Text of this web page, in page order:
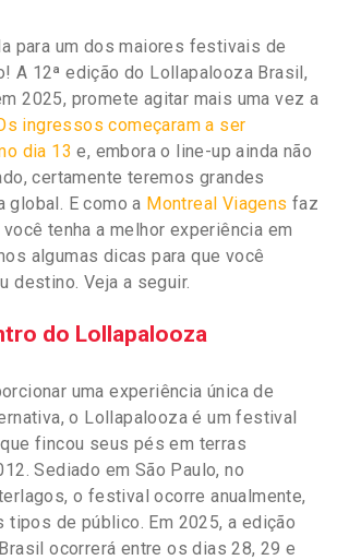
para um dos maiores festivais de
A 12ª edição do Lollapalooza Brasil,
2025, promete agitar mais uma vez a
ingressos começaram a ser
dia 13 e, embora o line-up ainda não
certamente teremos grandes
global. E como a Montreal Viagens faz
tenha a melhor experiência em
algumas dicas para que você
destino. Veja a seguir.
do Lollapalooza
uma experiência única de
o Lollapalooza é um festival
fincou seus pés em terras
Sediado em São Paulo, no
o festival ocorre anualmente,
tipos de público. Em 2025, a edição
ocorrerá entre os dias 28, 29 e